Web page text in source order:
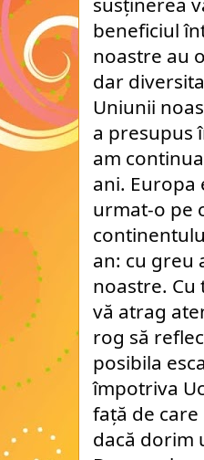
beneficiul
noastre au
dar
Uniunii
a presupus
am
ani. Europa
urmat-o pe
an: cu greu
noastre. Cu
vă atrag
rog să
posibila
împotriva
față de
dacă dorim